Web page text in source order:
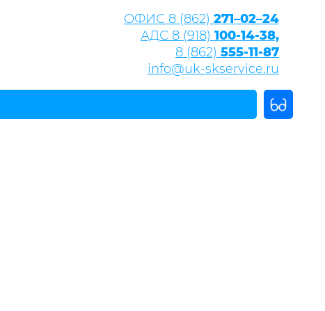
ОФИС 8 (862) 271–02–24
АДС 8 (918) 100-14-38,
8 (862) 555-11-87
info@uk-skservice.ru